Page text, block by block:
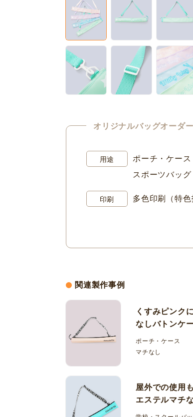
オリジナルバッグオーダ
用途
ポーチ・ケース
スポーツバッグ
印刷 多色印刷（特色
関連製作事例
くすみピンク
なしバトンケ
ポーチ・ケース
マチなし
屋外での使用
エステルマチ